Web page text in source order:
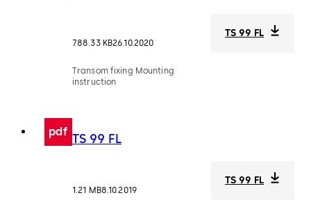
788.33 KB26.10.2020
Transom fixing Mounting
instruction
TS 99 FL
pdf TS 99 FL
1.21 MB8.10.2019
TS 99 FL